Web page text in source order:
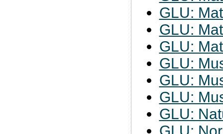
GLU:
GLU:
GLU:
GLU:
GLU:
GLU:
GLU: